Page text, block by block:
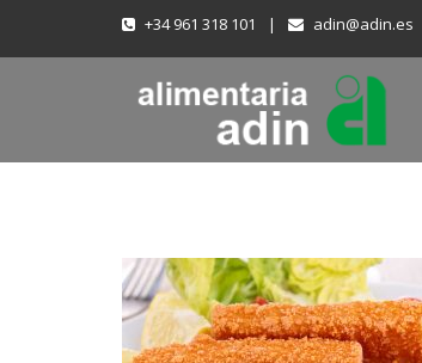
+34 961 318 101 | adin@adin.es